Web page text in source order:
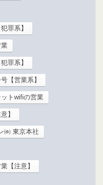
罪系】
罪系】
【営業系】
トwifiの営業
】
㈱ 東京本社
【注意】